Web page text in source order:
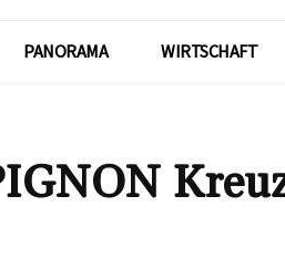
PANORAMA WIRTSCHAFT